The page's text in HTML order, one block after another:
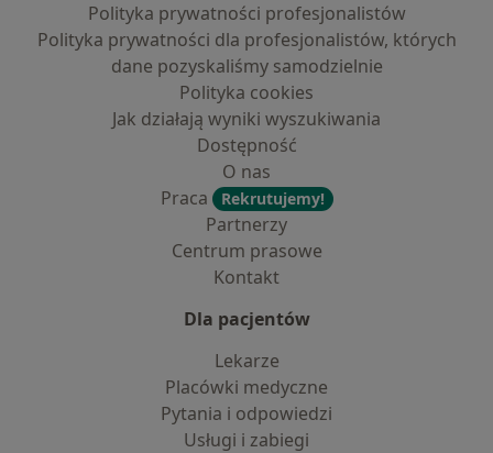
Polityka prywatności profesjonalistów
Polityka prywatności dla profesjonalistów, których
dane pozyskaliśmy samodzielnie
Polityka cookies
Jak działają wyniki wyszukiwania
Dostępność
O nas
Praca
Rekrutujemy!
Partnerzy
Centrum prasowe
Kontakt
Dla pacjentów
Lekarze
Placówki medyczne
Pytania i odpowiedzi
Usługi i zabiegi